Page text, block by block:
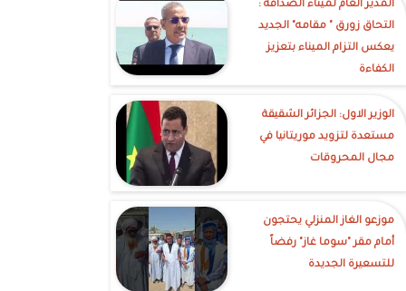
‎المدير العام لميناء الصداقة :
التحاق زورق " مقامه" الجديد
يعكس التزام الميناء بتعزيز
الكفاءة
الوزير الاول: الجزائر الشقيقة
مستعدة لتزويد موريتانيا في
مجال المحروقات
موزعو الغاز المنزلي يحتجون
أمام مقر "سوما غاز" رفضاً
للتسعيرة الجديدة